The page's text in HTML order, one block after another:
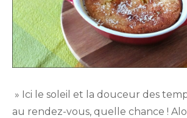
» Ici le soleil et la douceur des
au rendez-vous, quelle chance !